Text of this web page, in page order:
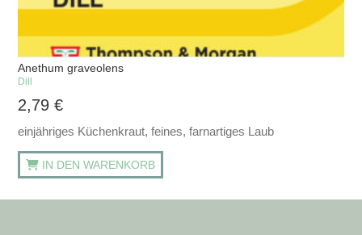
Anethum graveolens
Dill
2,79€
einjähriges Küchenkraut, feines, farnartiges Laub
IN DEN WARENKORB